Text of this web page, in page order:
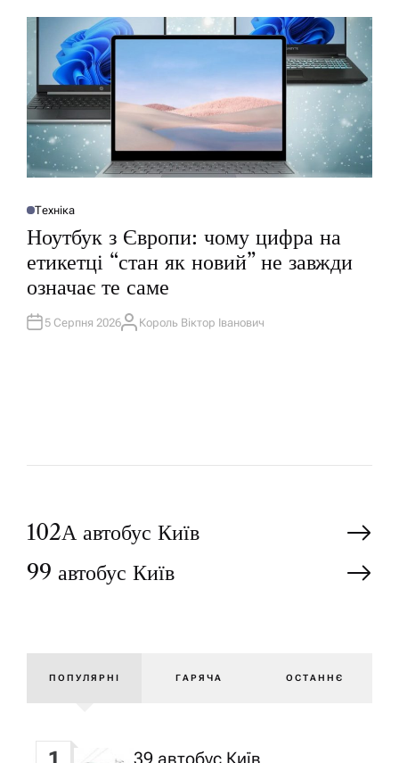
О
Л
К
У
А
Т
Техніка
Ноутбук з Європи: чому цифра на
етикетці “стан як новий” не завжди
означає те саме
5 Серпня 2026А
Король Віктор Іванович
Н
а
г
102А автобус Київ
99 автобус Київ
ПОПУЛЯРНІ ГАРЯЧА ОСТАННЄ